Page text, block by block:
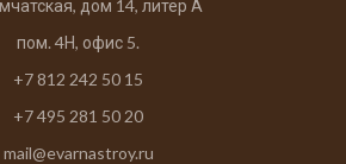
дом 14, литер А
пом. 4Н, офис 5.
+7 812 242 50 15
+7 495 281 50 20
mail@evarnastroy.ru